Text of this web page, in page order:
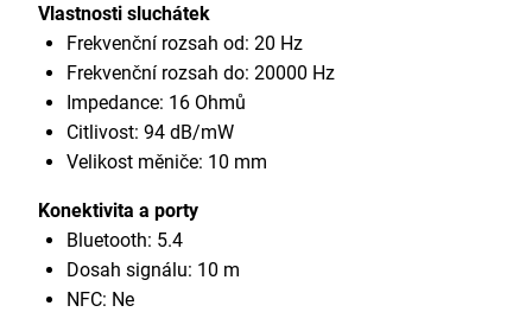
Vlastnosti sluchátek
Frekvenční rozsah od: 20 Hz
Frekvenční rozsah do: 20000 Hz
Impedance: 16 Ohmů
Citlivost: 94 dB/mW
Velikost měniče: 10 mm
Konektivita a porty
Bluetooth: 5.4
Dosah signálu: 10 m
NFC: Ne